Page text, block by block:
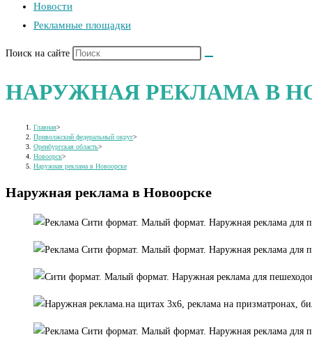
Новости
Рекламные площадки
Поиск на сайте
НАРУЖНАЯ РЕКЛАМА В
Главная>
Приволжский федеральный округ>
Оренбургская область>
Новоорск>
Наружная реклама в Новоорске
Наружная реклама в Новоорске